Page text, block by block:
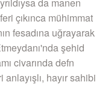
çıkınca mühimmat
fesadına uğrayarak
şehid
civarında defn
hayır sahibi